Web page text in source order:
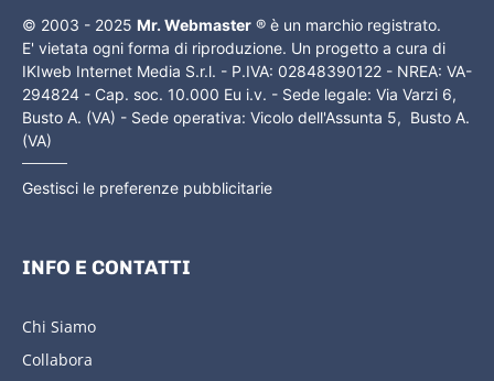
© 2003 - 2025 Mr. Webmaster ® è un marchio registrato.
E' vietata ogni forma di riproduzione. Un progetto a cura di
IKIweb Internet Media S.r.l. - P.IVA: 02848390122 - NREA: VA-
294824 - Cap. soc. 10.000 Eu i.v. - Sede legale: Via Varzi 6,
Busto A. (VA) - Sede operativa: Vicolo dell'Assunta 5, Busto A.
(VA)
Gestisci le preferenze pubblicitarie
INFO E CONTATTI
Chi Siamo
Collabora